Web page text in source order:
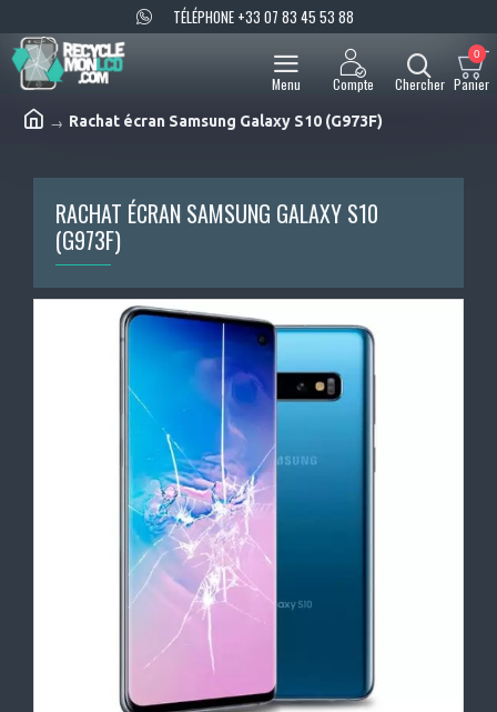
TÉLÉPHONE +33 07 83 45 53 88
0
Rachat écran Samsung Galaxy S10 (G973F)
RACHAT ÉCRAN SAMSUNG GALAXY S10
(G973F)